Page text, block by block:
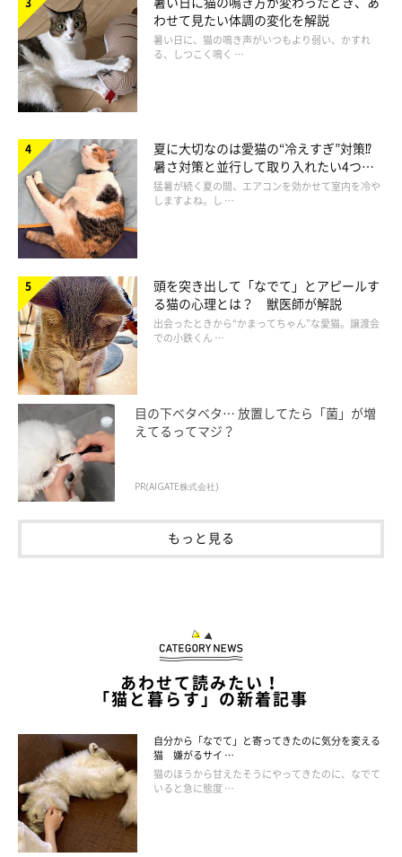
猫アレルギーの診断方法や治療法は？
まいにちのいぬ・ねこのきもちアプリ
診断方法
「RAST」という血液検査で診断するのが一般的です。これは小
量の血液を採取し、アレルゲンへの反応を見る検査です。複数の
アレルギーと同時に検査でき、呼吸器科やアレルギー科、または
内科、耳鼻科、皮膚科などで受けることができます。
わせて見たい体調の変化を解説
暑い日に、猫の鳴き声がいつもより弱い、かすれ
る、しつこく鳴く …
夏に大切なのは愛猫の“冷えすぎ”対策⁉
暑さ対策と並行して取り入れたい4つの
工夫
猛暑が続く夏の間、エアコンを効かせて室内を冷や
しますよね。し …
頭を突き出して「なでて」とアピールす
る猫の心理とは？ 獣医師が解説
出会ったときから“かまってちゃん”な愛猫。譲渡会
での小鉄くん …
目の下ベタベタ… 放置してたら「菌」が増
えてるってマジ？
PR(AIGATE株式会社)
もっと見る
あわせて読みたい！
「猫と暮らす」の新着記事
自分から「なでて」と寄ってきたのに気分を変える
猫 嫌がるサイ …
猫のほうから甘えたそうにやってきたのに、なでて
いると急に態度 …